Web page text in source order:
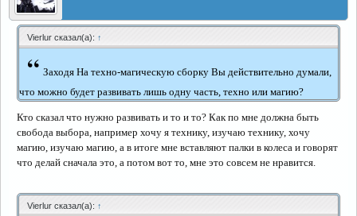
Vierlur сказал(а): ↑
“ Заходя На техно-магическую сборку Вы действительно думали,
что можно будет развивать лишь одну часть, техно или магию?
Кто сказал что нужно развивать и то и то? Как по мне должна быть
свобода выбора, например хочу я технику, изучаю технику, хочу
магию, изучаю магию, а в итоге мне вставляют палки в колеса и говорят
что делай сначала это, а потом вот то, мне это совсем не нравится.
Vierlur сказал(а): ↑